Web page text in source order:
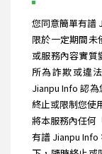
您同意簡單有譜
限於一定期間未
或服務內容實質
所為詐欺或違
Jianpu Info 認
終止或限制您使
將本服務內任何
有譜 Jianpu Info